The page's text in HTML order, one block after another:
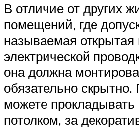
В отличие от других
помещений, где
называемая открытая
электрической
она должна
обязательно
можете прокладывать
потолком, за